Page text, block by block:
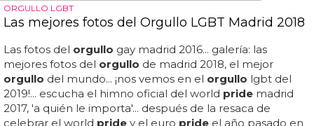
¿Qué se hace en el Pride?
pride o orgullo
lgbt es la celebración anual de la
diversidad sexual y de género... el
pride también es una
fiesta para divertirse y disfrutar... durante el
hay una
variedad de actividades, desde desfiles, conciertos,